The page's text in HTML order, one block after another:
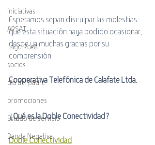
iniciativas
ARSAT
Lago Roca
socios
día del padre
promociones
Estado de servicio
Banda Negativa
Esperamos sepan disculpar las molestias
que esta situación haya podido ocasionar,
desde ya muchas gracias por su
comprensión.
Cooperativa Telefónica de Calafate Ltda.
¿Qué es la Doble Conectividad?
Doble Conectividad